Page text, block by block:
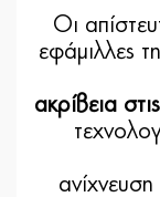
Οι
εφάμιλλες
ακρίβεια
ανίχνευση